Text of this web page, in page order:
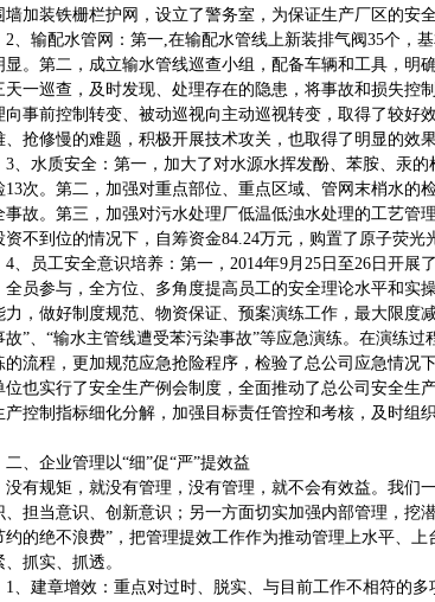
墙加装铁栅栏护网，设立了警务室，为保证生产厂区的安
输配水管网：第一,在输配水管线上新装排气阀35个，
显。第二，成立输水管线巡查小组，配备车辆和工具，明
天一巡查，及时发现、处理存在的隐患，将事故和损失控
向事前控制转变、被动巡视向主动巡视转变，取得了较好
、抢修慢的难题，积极开展技术攻关，也取得了明显的效果
水质安全：第一，加大了对水源水挥发酚、苯胺、汞的
13次。第二，加强对重点部位、重点区域、管网末梢水
事故。第三，加强对污水处理厂低温低浊水处理的工艺管
资不到位的情况下，自筹资金84.24万元，购置了原子荧
员工安全意识培养：第一，2014年9月25日至26日开展
全员参与，全方位、多角度提高员工的安全理论水平和
力，做好制度规范、物资保证、预案演练工作，最大限度
故”、“输水主管线遭受苯污染事故”等应急演练。在演练
的流程，更加规范应急抢险程序，检验了总公司应急情况
位也实行了安全生产例会制度，全面推动了总公司安全生
产控制指标细化分解，加强目标责任管控和考核，及时组
企业管理以“细”促“严”提效益
规矩，就没有管理，没有管理，就不会有效益。我们
、担当意识、创新意识；另一方面切实加强内部管理，挖
约的绝不浪费”，把管理提效工作作为推动管理上水平、
、抓实、抓透。
建章增效：重点对过时、脱实、与目前工作不相符的多